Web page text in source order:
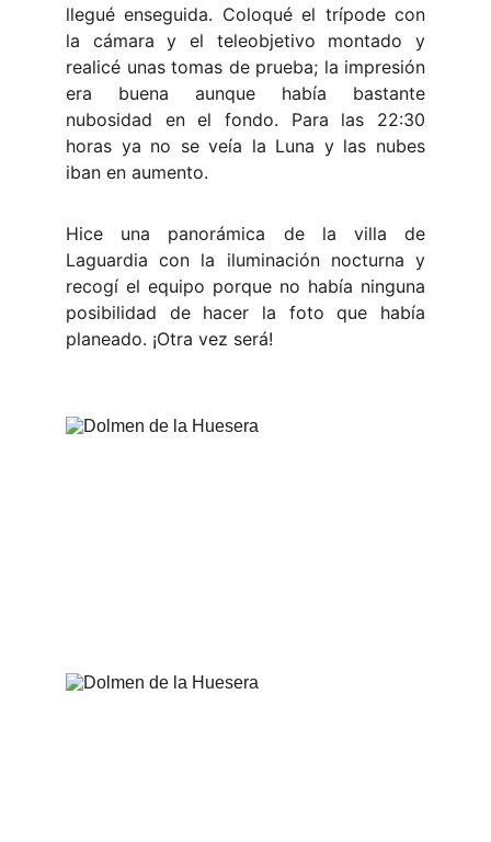
llegué enseguida. Coloqué el trípode con
la cámara y el teleobjetivo montado y
realicé unas tomas de prueba; la impresión
era buena aunque había bastante
nubosidad en el fondo. Para las 22:30
horas ya no se veía la Luna y las nubes
iban en aumento.
Hice una panorámica de la villa de
Laguardia con la iluminación nocturna y
recogí el equipo porque no había ninguna
posibilidad de hacer la foto que había
planeado. ¡Otra vez será!